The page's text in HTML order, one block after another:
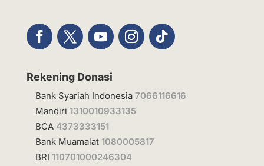
Rekening Donasi
Bank Syariah Indonesia 7066116616
Mandiri 1310010933135
BCA 4373333151
Bank Muamalat 1080005817
BRI 110701000246304